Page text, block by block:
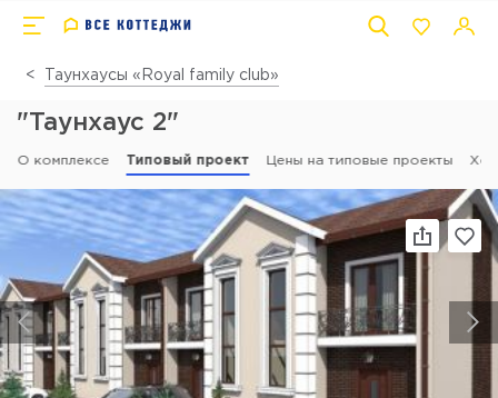
Таунхаусы «Royal family club»
"Таунхаус 2"
О комплексе Типовый проект Цены на типовые проекты Ход